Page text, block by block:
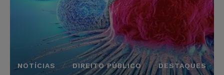
NOTÍCIAS DIREITO PÚBLICO DESTAQUES